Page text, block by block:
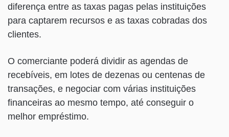
diferença entre as taxas pagas pelas instituições
para captarem recursos e as taxas cobradas dos
clientes.
O comerciante poderá dividir as agendas de
recebíveis, em lotes de dezenas ou centenas de
transações, e negociar com várias instituições
financeiras ao mesmo tempo, até conseguir o
melhor empréstimo.